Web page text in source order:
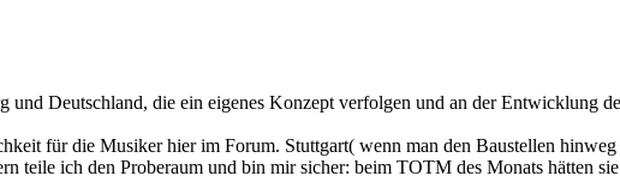
Deutschland, die ein eigenes Konzept verfolgen und an der Entwicklung
für die Musiker hier im Forum. Stuttgart( wenn man den Baustellen hinweg
teile ich den Proberaum und bin mir sicher: beim TOTM des Monats hätten